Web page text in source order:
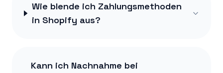
Wie blende ich Zahlungsmethoden
in Shopify aus?
Kann ich Nachnahme bei